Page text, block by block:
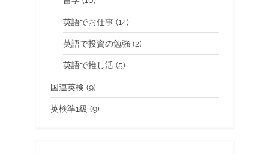
英語でお仕事 (14)
英語で投資の勉強 (2)
英語で推し活 (5)
国連英検 (9)
英検準1級 (9)